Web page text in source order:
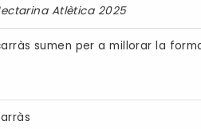
Atlètica 2025
sumen per a millorar la